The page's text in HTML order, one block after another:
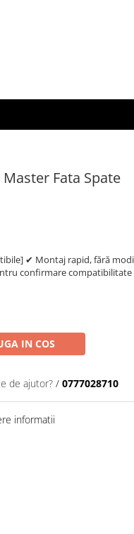
Fata Spate
✔ Montaj rapid, fără
confirmare compatibilitate
IN COS
de ajutor? / 0777028710
informatii